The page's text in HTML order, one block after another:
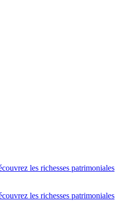
les richesses patrimoniales
les richesses patrimoniales